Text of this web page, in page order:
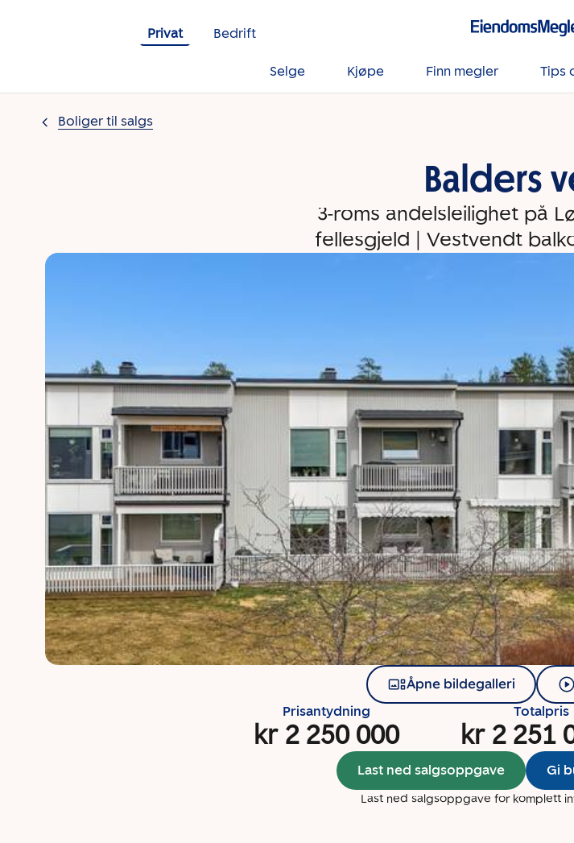
Privat
Bedrift
Selge Kjøpe Finn megler Tips
Boliger til salgs
Balders
3-roms andelsleilighet på
fellesgjeld | Vestvendt
Åpne bildegalleri
Prisantydning
kr 2 250 000
Totalpris
kr 2 251
Last ned salgsoppgave Gi
Last ned salgsoppgave for komplett